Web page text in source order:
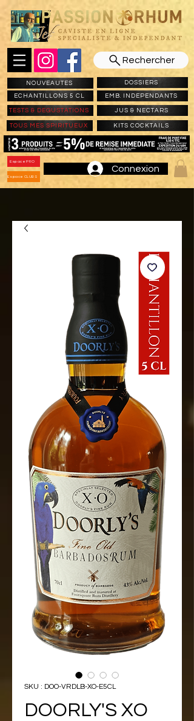
Rechercher
NOUVEAUTES
ECHANTILLONS 5 CL
DOSSIERS
EMB. INDEPENDANTS
TESTS & DEGUSTATIONS JUS & NECTARS
TOUS MES SPIRITUEUX KITS COCKTAILS
Espace PRO
Espace CLUBS
Connexion
SKU : DOO-VRDLB-XO-E5CL
DOORLY'S XO